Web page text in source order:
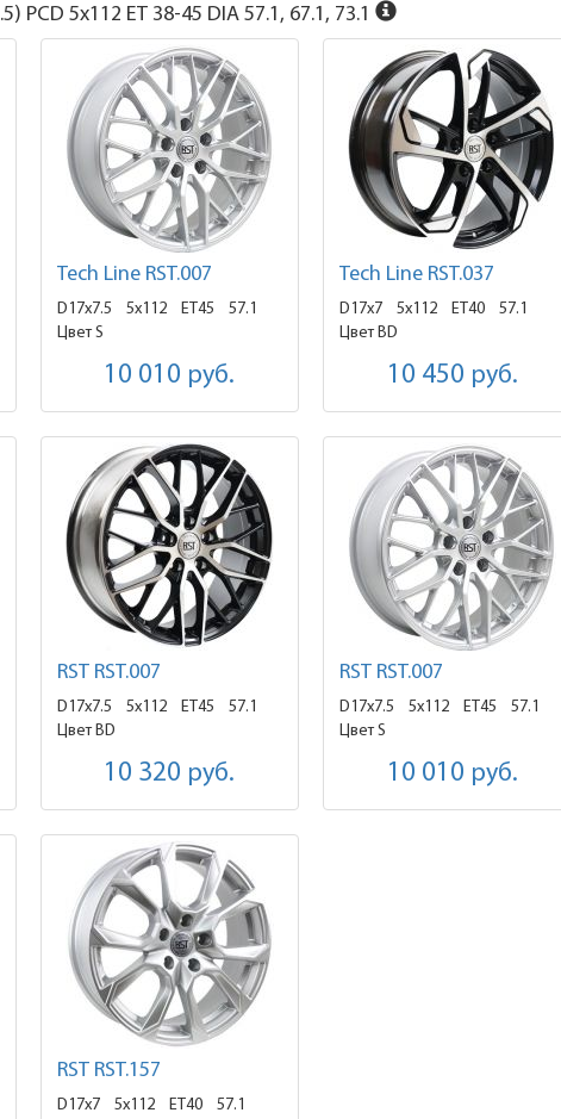
PCD 5x112 ET 38-45 DIA 57.1, 67.1, 73.1
Tech Line RST.007
D17x7.5 5x112 ET45
57.1
Цвет S
10 010 руб.
Tech Line RST.037
D17x7 5x112 ET40
57.1
Цвет BD
10 450 руб.
RST RST.007
D17x7.5 5x112 ET45
57.1
Цвет BD
10 320 руб.
RST RST.007
D17x7.5 5x112 ET45
57.1
Цвет S
10 010 руб.
RST RST.157
D17x7 5x112 ET40
57.1